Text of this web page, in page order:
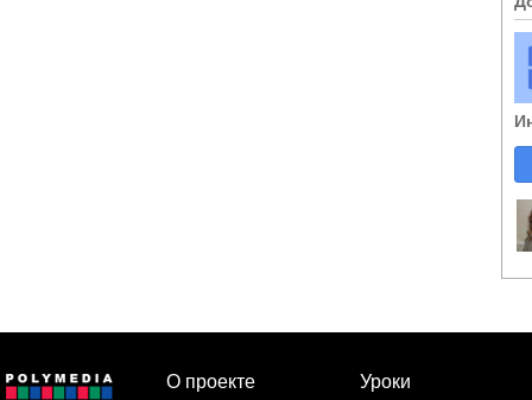
О проекте Уроки